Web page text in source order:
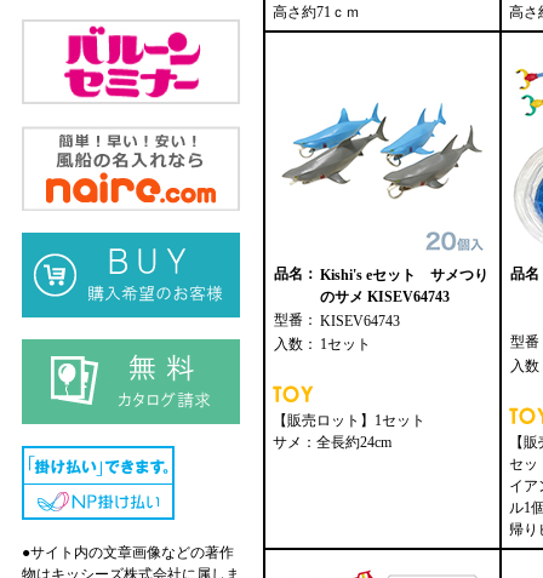
●サイト内の文章画像などの著作
物はキッシーズ株式会社に属しま
高さ約71ｃｍ
高さ
品名： Kishi's eセット サメつり
のサメ KISEV64743
型番： KISEV64743
入数： 1セット
【販売ロット】1セット
サメ：全長約24cm
品名
型番
入数
【
セッ
イア
ル1
帰り